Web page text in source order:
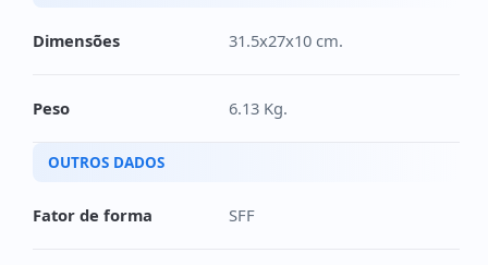
Dimensões 31.5x27x10 cm.
Peso 6.13 Kg.
OUTROS DADOS
Fator de forma SFF